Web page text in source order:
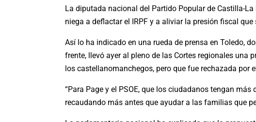
La diputada nacional del Partido Popular de Castilla-
niega a deflactar el IRPF y a aliviar la presión fiscal
Así lo ha indicado en una rueda de prensa en Toledo,
frente, llevó ayer al pleno de las Cortes regionales una
los castellanomanchegos, pero que fue rechazada por
“Para Page y el PSOE, que los ciudadanos tengan
recaudando más antes que ayudar a las familias que